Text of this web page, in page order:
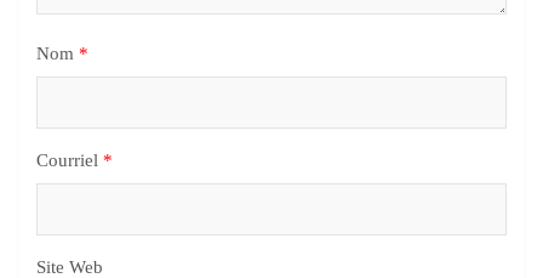
Nom *
Courriel *
Site Web